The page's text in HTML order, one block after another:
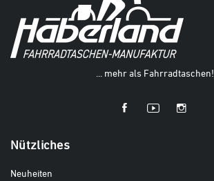
... mehr als Fahrradtaschen!
Nützliches
Neuheiten